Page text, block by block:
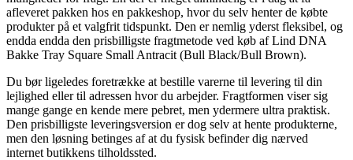
afleveret pakken hos en pakkeshop, hvor du selv henter de købte
produkter på et valgfrit tidspunkt. Den er nemlig yderst fleksibel, og
endda endda den prisbilligste fragtmetode ved køb af Lind DNA
Bakke Tray Square Small Antracit (Bull Black/Bull Brown).
Du bør ligeledes foretrække at bestille varerne til levering til din
lejlighed eller til adressen hvor du arbejder. Fragtformen viser sig
mange gange en kende mere pebret, men ydermere ultra praktisk.
Den prisbilligste leveringsversion er dog selv at hente produkterne,
men den løsning betinges af at du fysisk befinder dig nærved
internet butikkens tilholdssted.